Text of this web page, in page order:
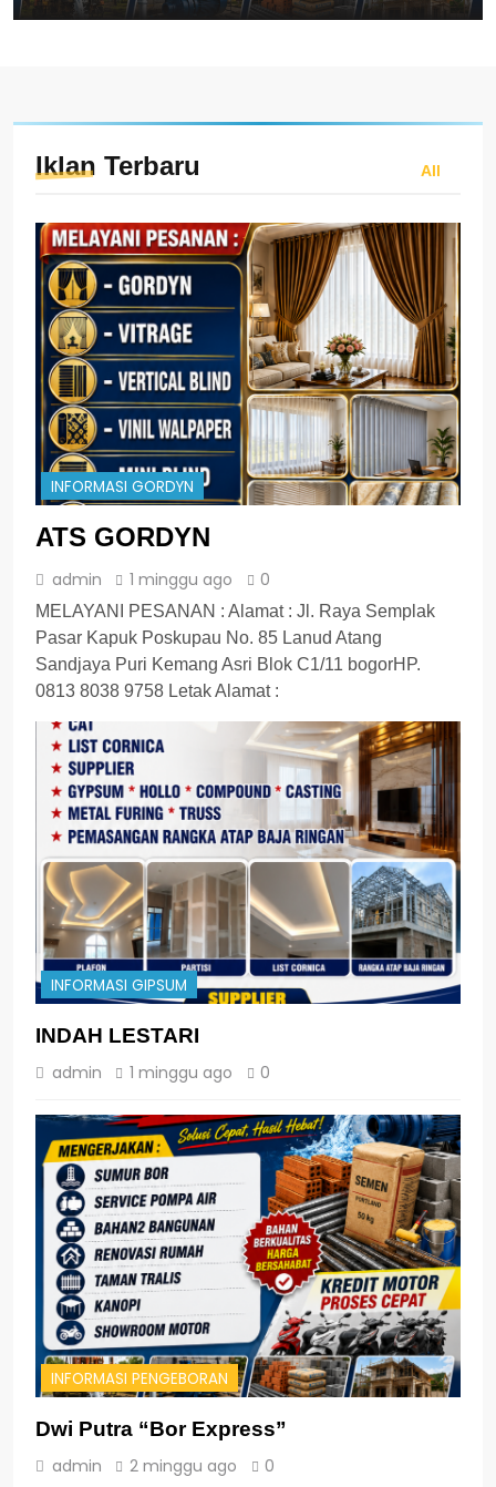
Iklan Terbaru All
INFORMASI GORDYN
ATS GORDYN
admin 1 minggu ago 0
MELAYANI PESANAN : Alamat : Jl. Raya Semplak
Pasar Kapuk Poskupau No. 85 Lanud Atang
Sandjaya Puri Kemang Asri Blok C1/11 bogorHP.
0813 8038 9758 Letak Alamat :
INFORMASI GIPSUM
INDAH LESTARI
admin 1 minggu ago 0
INFORMASI PENGEBORAN
Dwi Putra “Bor Express”
admin 2 minggu ago 0